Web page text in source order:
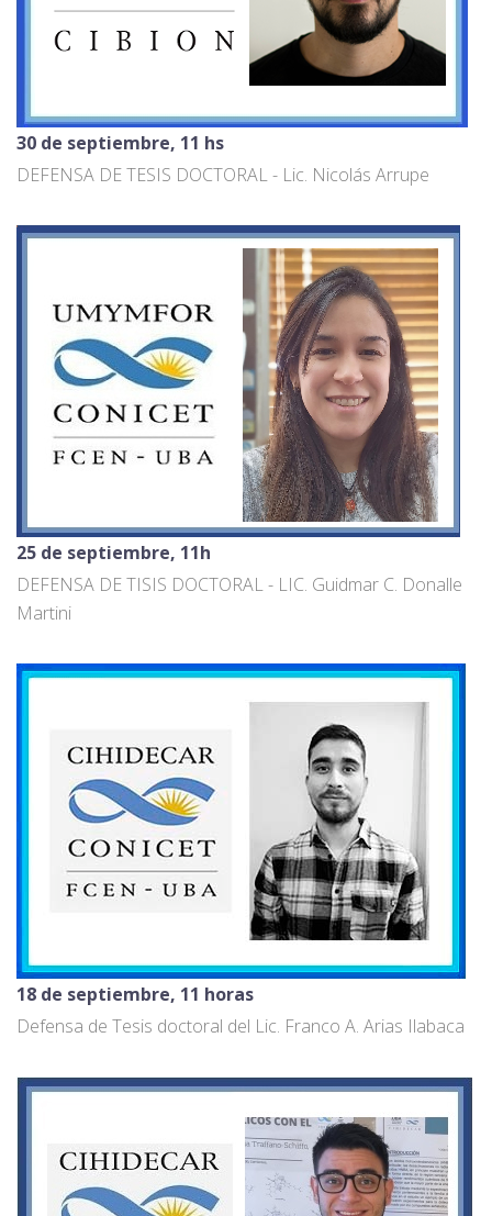
30 de septiembre, 11 hs
DEFENSA DE TESIS DOCTORAL - Lic. Nicolás Arrupe
25 de septiembre, 11h
DEFENSA DE TISIS DOCTORAL - LIC. Guidmar C. Donalle
Martini
18 de septiembre, 11 horas
Defensa de Tesis doctoral del Lic. Franco A. Arias Ilabaca